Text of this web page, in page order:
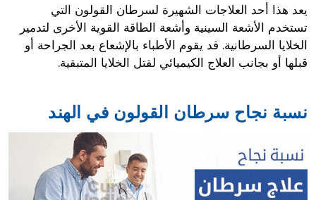
يعد هذا أحد العلاجات الشهيرة لسرطان القولون التي
تستخدم الأشعة السينية وأشعة الطاقة القوية الأخرى لتدمير
الخلايا السرطانية. قد يقوم الأطباء بالإشعاع بعد الجراحة أو
قبلها أو بجانب العلاج الكيميائي لقتل الخلايا المتبقية.
نسبة نجاح سرطان القولون في الهند